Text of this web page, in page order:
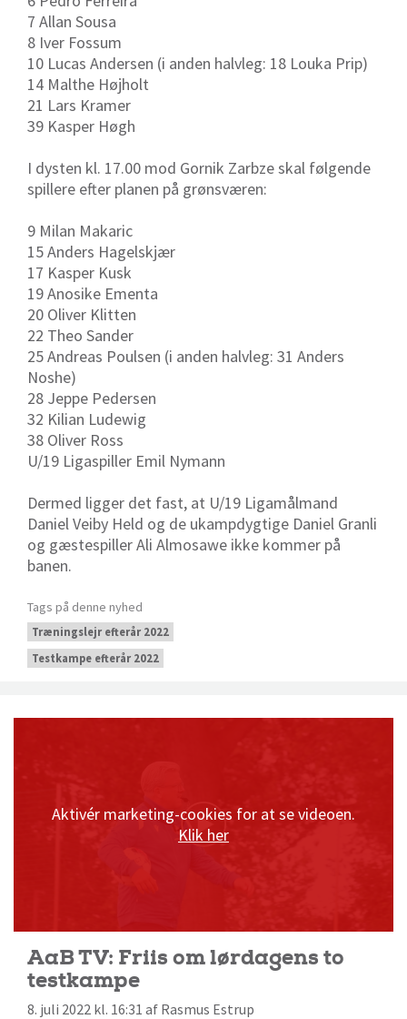
7 Allan Sousa
8 Iver Fossum
10 Lucas Andersen (i anden halvleg: 18 Louka Prip)
14 Malthe Højholt
21 Lars Kramer
39 Kasper Høgh
I dysten kl. 17.00 mod Gornik Zarbze skal følgende
spillere efter planen på grønsværen:
9 Milan Makaric
15 Anders Hagelskjær
17 Kasper Kusk
19 Anosike Ementa
20 Oliver Klitten
22 Theo Sander
25 Andreas Poulsen (i anden halvleg: 31 Anders
Noshe)
28 Jeppe Pedersen
32 Kilian Ludewig
38 Oliver Ross
U/19 Ligaspiller Emil Nymann
Dermed ligger det fast, at U/19 Ligamålmand
Daniel Veiby Held og de ukampdygtige Daniel Granli
og gæstespiller Ali Almosawe ikke kommer på
banen.
Tags på denne nyhed
Træningslejr efterår 2022
Testkampe efterår 2022
Aktivér marketing-cookies for at se videoen.
Klik her
AaB TV: Friis om lørdagens to
testkampe
8. juli 2022 kl. 16:31 af Rasmus Estrup